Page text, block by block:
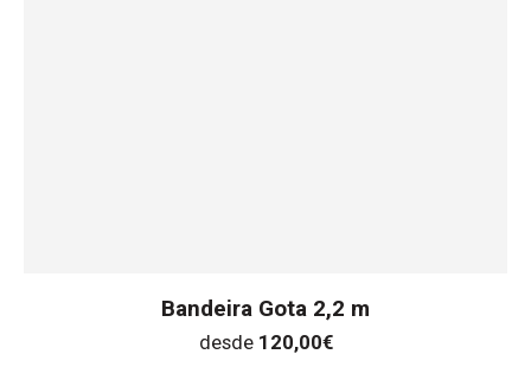
Bandeira Gota 2,2 m
desde 120,00€